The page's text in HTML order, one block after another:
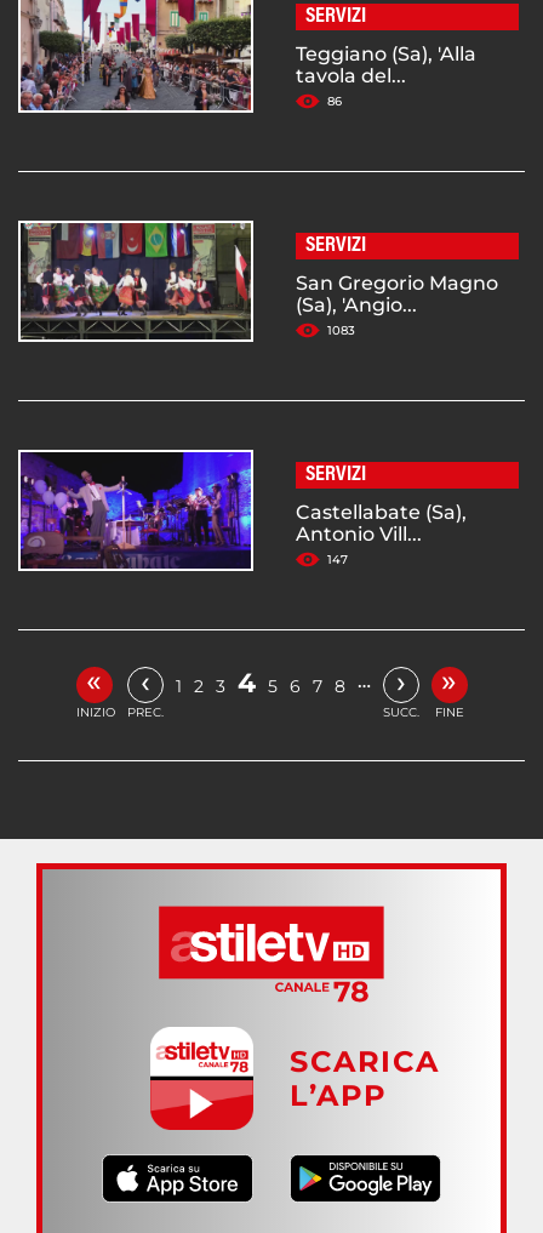
SERVIZI
Teggiano (Sa), 'Alla
tavola del...
86
SERVIZI
San Gregorio Magno
(Sa), 'Angio...
1083
SERVIZI
Castellabate (Sa),
Antonio Vill...
147
«
INIZIO
‹
PREC.
1 2 3 4 5 6 7 8 … ›
SUCC.
»
FINE
SCARICA
L’APP